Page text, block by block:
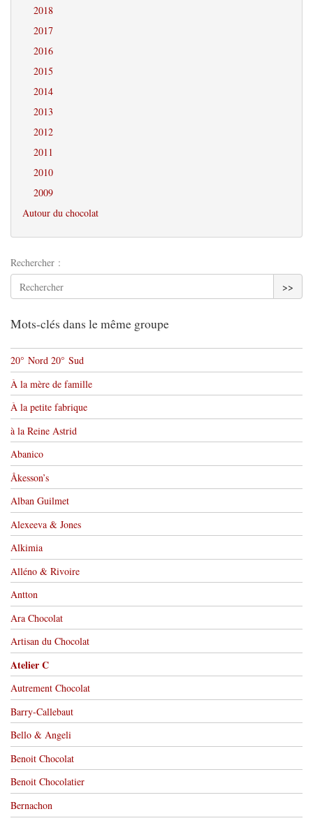
2018
2017
2016
2015
2014
2013
2012
2011
2010
2009
Autour du chocolat
Rechercher :
>>
Mots-clés dans le même groupe
20° Nord 20° Sud
À la mère de famille
À la petite fabrique
à la Reine Astrid
Abanico
Åkesson’s
Alban Guilmet
Alexeeva & Jones
Alkimia
Alléno & Rivoire
Antton
Ara Chocolat
Artisan du Chocolat
Atelier C
Autrement Chocolat
Barry-Callebaut
Bello & Angeli
Benoit Chocolat
Benoit Chocolatier
Bernachon